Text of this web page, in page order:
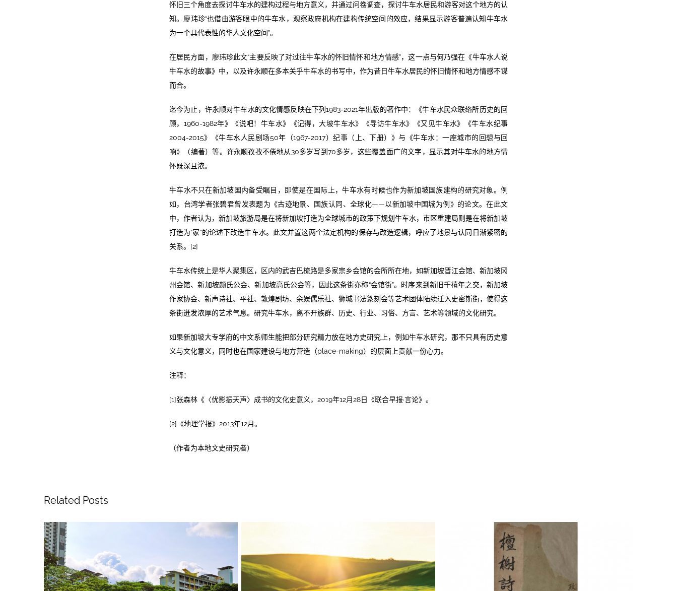
怀旧三个角度去探讨牛车水的建构过程与地方意义，并通过问卷调查，探讨牛车水居民和游客对这个地方的认
知。廖玮珍“也借由游客眼中的牛车水，观察政府机构在建构传统空间的效应，结果显示游客普遍认知牛车水
为一个具代表性的华人文化空间”。
在居民方面，廖玮珍此文“主要反映了对过往牛车水的怀旧情怀和地方情感”，这一点与何乃强在《牛车水人说
牛车水的故事》中，以及许永顺在多本关乎牛车水的书写中，作为昔日牛车水居民的怀旧情怀和地方情感不谋
而合。
迄今为止，许永顺对牛车水的文化情感反映在下列1983-2021年出版的著作中：《牛车水民众联络所历史的回
顾，1960-1982年》《说吧！牛车水》《记得，大坡牛车水》《寻访牛车水》《又见牛车水》《牛车水纪事
2004-2015》《牛车水人民剧场50年（1967-2017）纪事（上、下册）》与《牛车水：一座城市的回想与回
响》（编著）等。许永顺孜孜不倦地从30多岁写到70多岁，这些覆盖面广的文字，显示其对牛车水的地方情
怀既深且浓。
牛车水不只在新加坡国内备受瞩目，即使是在国际上，牛车水有时候也作为新加坡国族建构的研究对象。例
如，台湾学者张碧君曾发表题为《古迹地景、国族认同、全球化——以新加坡中国城为例》的论文。在此文
中，作者认为，新加坡旅游局是在将新加坡打造为全球城市的政策下规划牛车水，市区重建局则是在将新加坡
打造为“家”的论述下改造牛车水。此文并置这两个法定机构的保存与改造逻辑，呼应了地景与认同日渐紧密的
关系。[2]
牛车水传统上是华人聚集区，区内的武吉巴梳路是多家宗乡会馆的会所所在地，如新加坡晋江会馆、新加坡冈
州会馆、新加坡颜氏公会、新加坡高氏公会等，因此这条街亦称“会馆街”。时序来到新旧千禧年之交，新加坡
作家协会、新声诗社、平社、敦煌剧坊、余娱儒乐社、狮城书法篆刻会等艺术团体陆续迁入史密斯街，使得这
条街迸发浓厚的艺术气息。研究牛车水，离不开族群、历史、行业、习俗、方言、艺术等领域的文化研究。
如果新加坡大专学府的中文系师生能把部分研究精力放在地方史研究上，例如牛车水研究，那不只具有历史意
义与文化意义，同时也在国家建设与地方营造（place-making）的层面上贡献一份心力。
注释：
[1]张森林《〈优影振天声〉成书的文化史意义，2019年12月28日《联合早报·言论》。
[2]《地理学报》2013年12月。
（作者为本地文史研究者）
Related Posts